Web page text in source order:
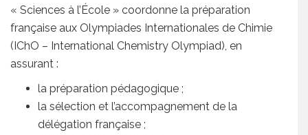
« Sciences à l’École » coordonne la préparation
française aux Olympiades Internationales de Chimie
(IChO – International Chemistry Olympiad), en
assurant :
la préparation pédagogique ;
la sélection et l’accompagnement de la
délégation française ;